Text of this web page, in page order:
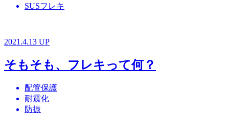
SUSフレキ
2021.4.13 UP
そもそも、フレキって何？
配管保護
耐震化
防振